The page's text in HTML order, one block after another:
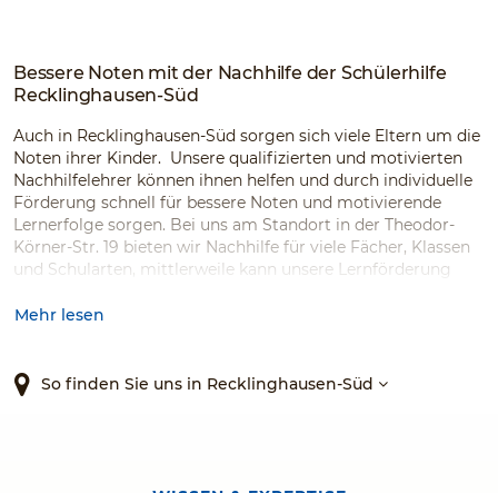
Bessere Noten mit der Nachhilfe der Schülerhilfe
Recklinghausen-Süd
Auch in Recklinghausen-Süd sorgen sich viele Eltern um die
Noten ihrer Kinder. Unsere qualifizierten und motivierten
Nachhilfelehrer können ihnen helfen und durch individuelle
Förderung schnell für bessere Noten und motivierende
Lernerfolge sorgen. Bei uns am Standort in der Theodor-
Körner-Str. 19 bieten wir Nachhilfe für viele Fächer, Klassen
und Schularten, mittlerweile kann unsere Lernförderung
Leistungen vom Jobcenter oder Sozialamt beziehen)
Prüfungsängste Ihres Kindes. Gemeinsam schaffen wir das!
Mehr lesen
So finden Sie uns in Recklinghausen-Süd